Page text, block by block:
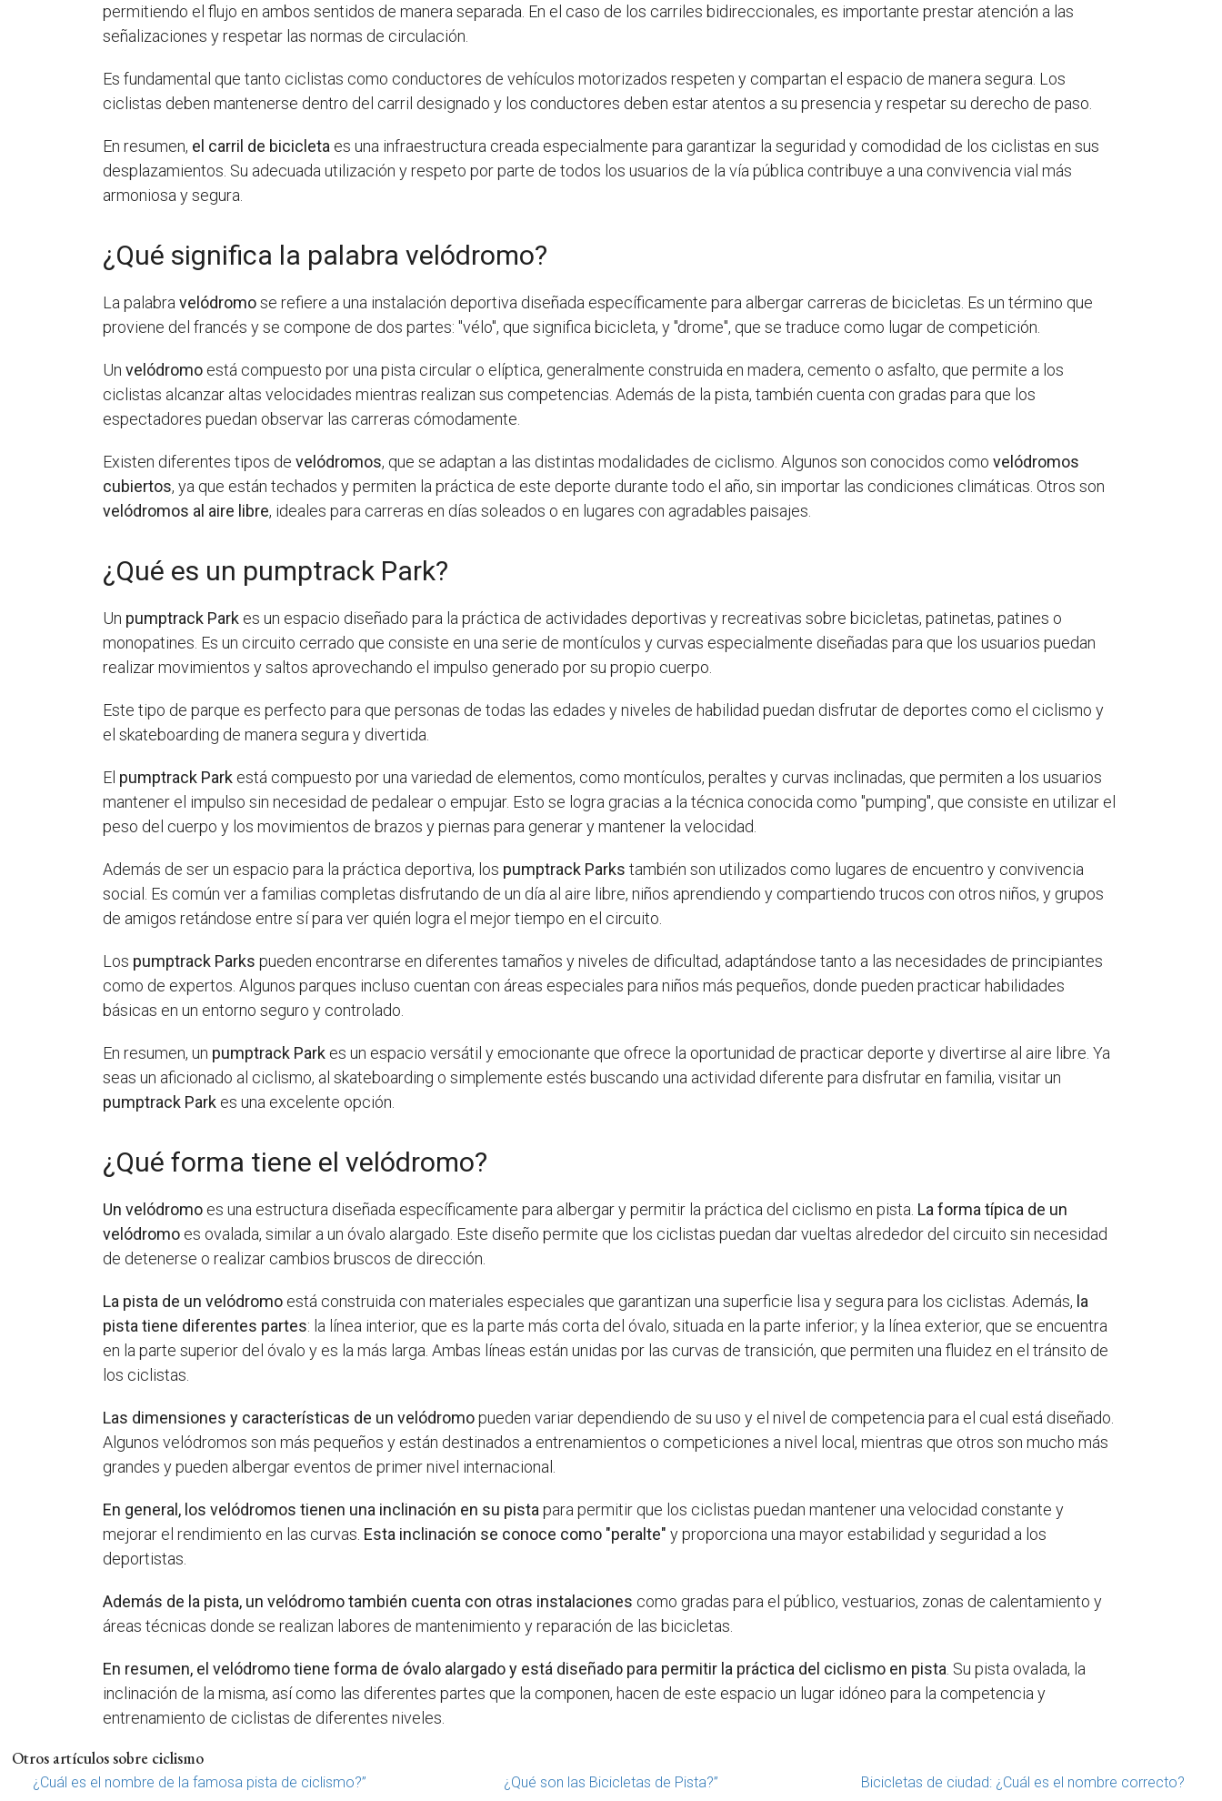
permitiendo el flujo en ambos sentidos de manera separada. En el caso de los carriles bidireccionales, es importante prestar atención a las
señalizaciones y respetar las normas de circulación.
Es fundamental que tanto ciclistas como conductores de vehículos motorizados respeten y compartan el espacio de manera segura. Los
ciclistas deben mantenerse dentro del carril designado y los conductores deben estar atentos a su presencia y respetar su derecho de paso.
En resumen, el carril de bicicleta es una infraestructura creada especialmente para garantizar la seguridad y comodidad de los ciclistas en sus
desplazamientos. Su adecuada utilización y respeto por parte de todos los usuarios de la vía pública contribuye a una convivencia vial más
armoniosa y segura.
¿Qué significa la palabra velódromo?
La palabravelódromose refiere a una instalación deportiva diseñada específicamente para albergar carreras de bicicletas. Es un término que
proviene del francés y se compone de dos partes: "vélo", que significa bicicleta, y "drome", que se traduce como lugar de competición.
Unvelódromo está compuesto por una pista circular o elíptica, generalmente construida en madera, cemento o asfalto, que permite a los
ciclistas alcanzar altas velocidades mientras realizan sus competencias. Además de la pista, también cuenta con gradas para que los
espectadores puedan observar las carreras cómodamente.
Existen diferentes tipos develódromos, que se adaptan a las distintas modalidades de ciclismo. Algunos son conocidos comovelódromos
cubiertos, ya que están techados y permiten la práctica de este deporte durante todo el año, sin importar las condiciones climáticas. Otros son
velódromos al aire libre, ideales para carreras en días soleados o en lugares con agradables paisajes.
¿Qué es un pumptrack Park?
Un pumptrack Park es un espacio diseñado para la práctica de actividades deportivas y recreativas sobre bicicletas, patinetas, patines o
monopatines. Es un circuito cerrado que consiste en una serie de montículos y curvas especialmente diseñadas para que los usuarios puedan
realizar movimientos y saltos aprovechando el impulso generado por su propio cuerpo.
Este tipo de parque es perfecto para que personas de todas las edades y niveles de habilidad puedan disfrutar de deportes como el ciclismo y
el skateboarding de manera segura y divertida.
El pumptrack Park está compuesto por una variedad de elementos, como montículos, peraltes y curvas inclinadas, que permiten a los usuarios
mantener el impulso sin necesidad de pedalear o empujar. Esto se logra gracias a la técnica conocida como "pumping", que consiste en utilizar el
peso del cuerpo y los movimientos de brazos y piernas para generar y mantener la velocidad.
Además de ser un espacio para la práctica deportiva, los pumptrack Parks también son utilizados como lugares de encuentro y convivencia
social. Es común ver a familias completas disfrutando de un día al aire libre, niños aprendiendo y compartiendo trucos con otros niños, y grupos
de amigos retándose entre sí para ver quién logra el mejor tiempo en el circuito.
Los pumptrack Parks pueden encontrarse en diferentes tamaños y niveles de dificultad, adaptándose tanto a las necesidades de principiantes
como de expertos. Algunos parques incluso cuentan con áreas especiales para niños más pequeños, donde pueden practicar habilidades
básicas en un entorno seguro y controlado.
En resumen, un pumptrack Park es un espacio versátil y emocionante que ofrece la oportunidad de practicar deporte y divertirse al aire libre. Ya
seas un aficionado al ciclismo, al skateboarding o simplemente estés buscando una actividad diferente para disfrutar en familia, visitar un
pumptrack Park es una excelente opción.
¿Qué forma tiene el velódromo?
Un velódromo es una estructura diseñada específicamente para albergar y permitir la práctica del ciclismo en pista. La forma típica de un
velódromo es ovalada, similar a un óvalo alargado. Este diseño permite que los ciclistas puedan dar vueltas alrededor del circuito sin necesidad
de detenerse o realizar cambios bruscos de dirección.
La pista de un velódromo está construida con materiales especiales que garantizan una superficie lisa y segura para los ciclistas. Además, la
pista tiene diferentes partes: la línea interior, que es la parte más corta del óvalo, situada en la parte inferior; y la línea exterior, que se encuentra
en la parte superior del óvalo y es la más larga. Ambas líneas están unidas por las curvas de transición, que permiten una fluidez en el tránsito de
los ciclistas.
Las dimensiones y características de un velódromopueden variar dependiendo de su uso y el nivel de competencia para el cual está diseñado.
Algunos velódromos son más pequeños y están destinados a entrenamientos o competiciones a nivel local, mientras que otros son mucho más
grandes y pueden albergar eventos de primer nivel internacional.
En general, los velódromos tienen una inclinación en su pista para permitir que los ciclistas puedan mantener una velocidad constante y
mejorar el rendimiento en las curvas. Esta inclinación se conoce como "peralte" y proporciona una mayor estabilidad y seguridad a los
deportistas.
Además de la pista, un velódromo también cuenta con otras instalaciones como gradas para el público, vestuarios, zonas de calentamiento y
áreas técnicas donde se realizan labores de mantenimiento y reparación de las bicicletas.
En resumen, el velódromo tiene forma de óvalo alargado y está diseñado para permitir la práctica del ciclismo en pista . Su pista ovalada, la
inclinación de la misma, así como las diferentes partes que la componen, hacen de este espacio un lugar idóneo para la competencia y
entrenamiento de ciclistas de diferentes niveles.
Otros artículos sobre ciclismo
¿Cuál es el nombre de la famosa pista de ciclismo?” ¿Qué son las Bicicletas de Pista?” Bicicletas de ciudad: ¿Cuál es el nombre correcto?